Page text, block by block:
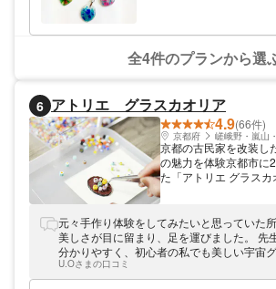
ることができます（※
状の金属を文様の輪郭
にして釉薬（ガラス質
も魅力。あなただけの
てみませんか？お待ち
全4件のプランから選
6 アトリエ グラスカオリア
4.9(66件)
京都府 嵯峨野・嵐山
京都の古民家を改装し
の魅力を体験京都市に
た「アトリエ グラス
の体験を行っています
ら徒歩5分、竹の寺・
観光のプランにぴった
併設しているのでぜひ
さい。
元々手作り体験をしてみたいと思っていた
美しさが目に留まり、足を運びました。 先
分かりやすく、初心者の私でも美しい宇宙
来ました。家族も綺麗だと褒めてくれます
をさせて頂き、本当にありがとうございま
U.Oさまの口コミ